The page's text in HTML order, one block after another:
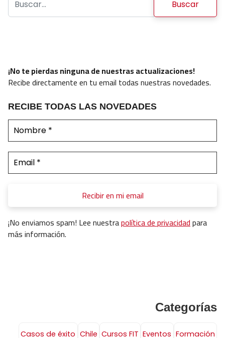
¡No te pierdas ninguna de nuestras actualizaciones!
Recibe directamente en tu email todas nuestras novedades.
RECIBE TODAS LAS NOVEDADES
¡No enviamos spam! Lee nuestrapolítica de privacidadpara
más información.
Categorías
Casos de éxito Chile Cursos FIT Eventos Formación